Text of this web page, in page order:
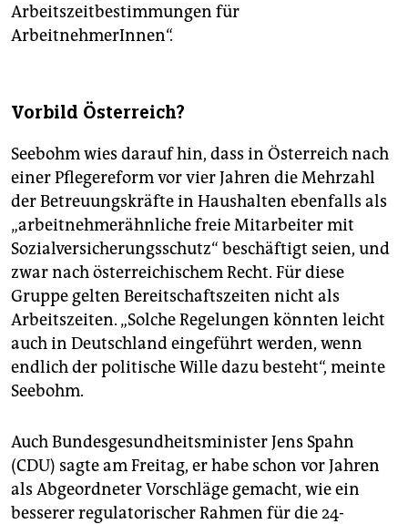
Arbeitszeitbestimmungen für
ArbeitnehmerInnen“.
Vorbild Österreich?
Seebohm wies darauf hin, dass in Österreich nach
einer Pflegereform vor vier Jahren die Mehrzahl
der Betreuungskräfte in Haushalten ebenfalls als
„arbeitnehmerähnliche freie Mitarbeiter mit
Sozialversicherungsschutz“ beschäftigt seien, und
zwar nach österreichischem Recht. Für diese
Gruppe gelten Bereitschaftszeiten nicht als
Arbeitszeiten. „Solche Regelungen könnten leicht
auch in Deutschland eingeführt werden, wenn
endlich der politische Wille dazu besteht“, meinte
Seebohm.
Auch Bundesgesundheitsminister Jens Spahn
(CDU) sagte am Freitag, er habe schon vor Jahren
als Abgeordneter Vorschläge gemacht, wie ein
besserer regulatorischer Rahmen für die 24-